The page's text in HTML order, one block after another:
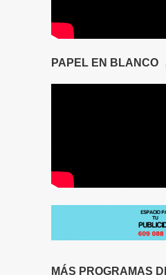
PAPEL EN BLANCO
MÁS PROGRAMAS